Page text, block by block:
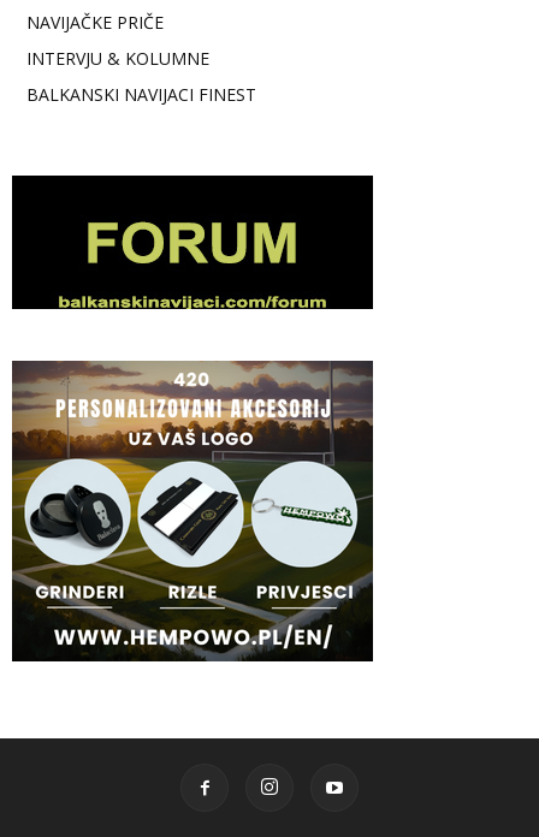
NAVIJAČKE PRIČE
INTERVJU & KOLUMNE
BALKANSKI NAVIJACI FINEST